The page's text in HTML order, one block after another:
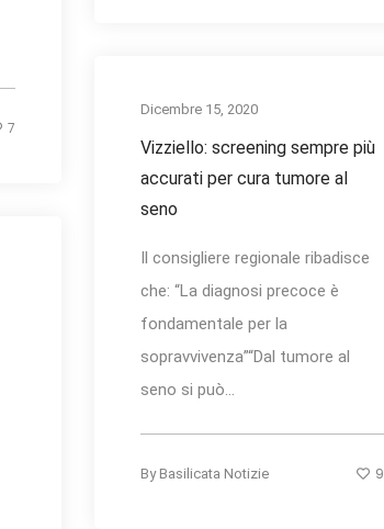
7
Dicembre 15, 2020
Vizziello: screening sempre più
accurati per cura tumore al
seno
Il consigliere regionale ribadisce
che: “La diagnosi precoce è
fondamentale per la
sopravvivenza”“Dal tumore al
seno si può...
By Basilicata Notizie 9